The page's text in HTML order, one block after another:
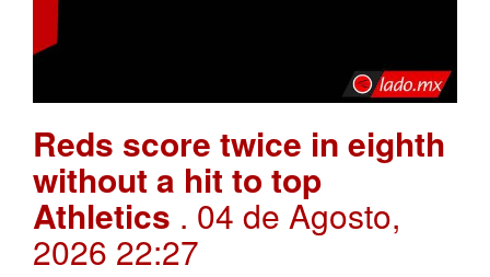
Reds score twice in eighth
without a hit to top
Athletics . 04 de Agosto,
2026 22:27